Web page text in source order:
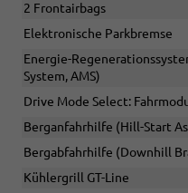
2 Frontairbags
Elektronische Parkbremse
Energie-
System, AMS)
Drive Mode Select:
Berganfahrhilfe (Hill-Start
Bergabfahrhilfe (Downhill
Kühlergrill GT-Line